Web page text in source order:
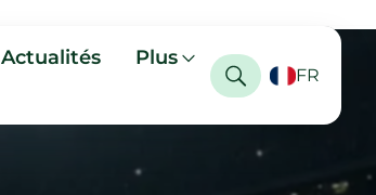
Actualités Plus
FR